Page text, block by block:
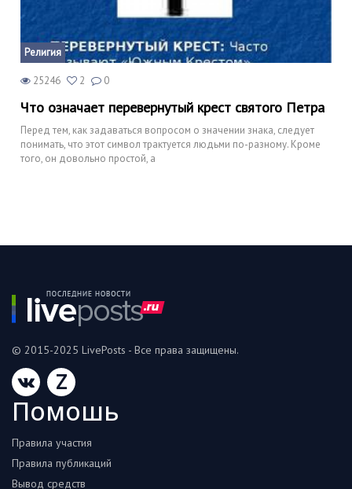
Религия
25246 2 0
Что означает перевернутый крест святого Петра
Перед тем, как задаваться вопросом о значении знака, следует
понимать, что этот символ трактуется людьми по-разному. Кроме
того, он довольно простой, а
© 2015-2025 LivePosts - Все права защищены.
Z
Помошь
Правила участия
Правила публикаций
Вывод средств